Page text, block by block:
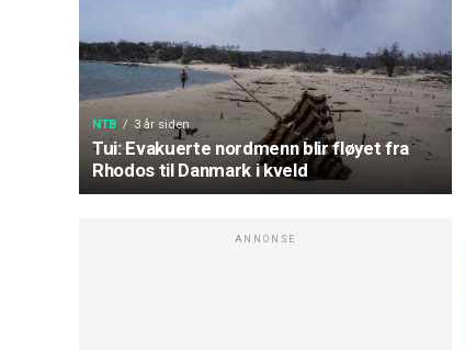
NTB 3 år siden
Tui: Evakuerte nordmenn blir fløyet fra
Rhodos til Danmark i kveld
ANNONSE